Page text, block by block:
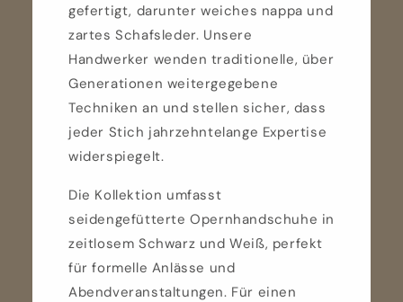
gefertigt, darunter weiches nappa und
zartes Schafsleder. Unsere
Handwerker wenden traditionelle, über
Generationen weitergegebene
Techniken an und stellen sicher, dass
jeder Stich jahrzehntelange Expertise
widerspiegelt.
Die Kollektion umfasst
seidengefütterte Opernhandschuhe in
zeitlosem Schwarz und Weiß, perfekt
für formelle Anlässe und
Abendveranstaltungen. Für einen